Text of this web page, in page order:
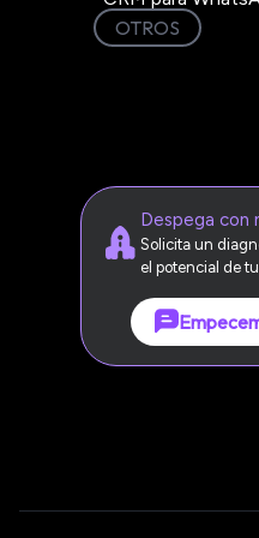
clientes en el chat
OTROS
Despega con
Solicita un
el potencial de